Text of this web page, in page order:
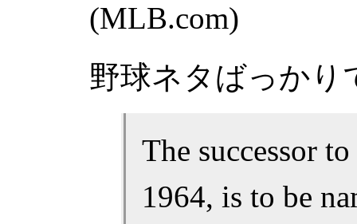
(MLB.com)
野球ネタばっかり
The successor
1964, is to be